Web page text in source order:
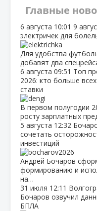
Главные
6 августа 10:01 9
электричек для
Для удобства
добавят два
6 августа 09:51 Топ
2026: кто больше
ставки
В первом полугодии
росту зарплатных
5 августа 12:32
сочетать
инвестиций
Андрей Бочаров
формированию и
на…
31 июля 12:11
Бочаров озвучил
БПЛА